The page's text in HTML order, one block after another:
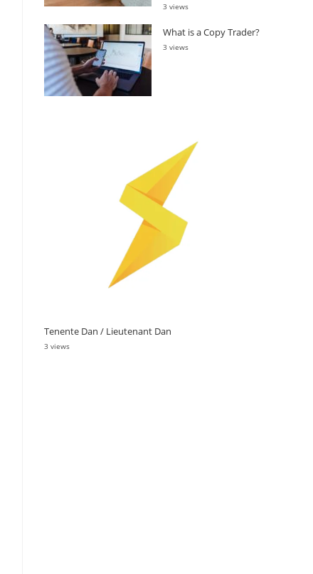
3 views
What is a Copy Trader?
3 views
Tenente Dan / Lieutenant Dan
3 views